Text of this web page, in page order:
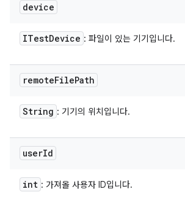
device
ITestDevice : 파일이 있는 기기입니다.
remoteFilePath
String : 기기의 위치입니다.
userId
int : 가져올 사용자 ID입니다.